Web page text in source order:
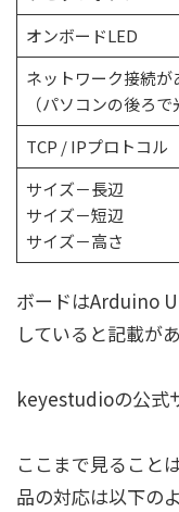
オンボードLED
ネットワーク接続が
（パソコンの後ろで
TCP / IPプロトコル
サイズ－長辺
サイズ－短辺
サイズ－高さ
ボードはArduino
していると記載が
keyestudioの公式
ここまで見ること
品の対応は以下の